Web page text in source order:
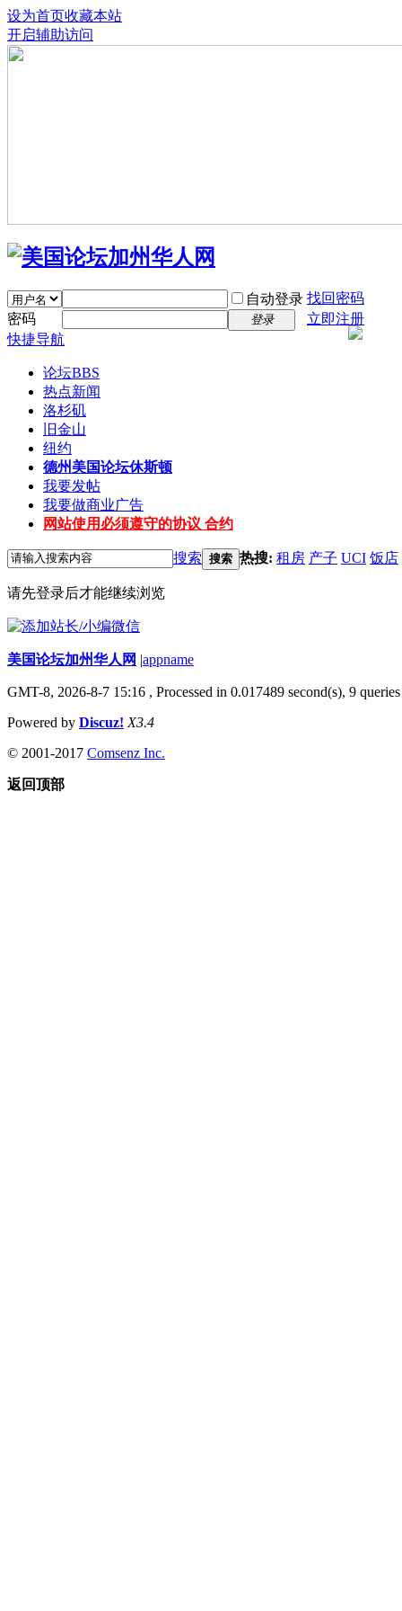
设为首页收藏本站
开启辅助访问
自动登录 找回密码
密码
登录
立即注册
快捷导航
论坛BBS
热点新闻
洛杉矶
旧金山
纽约
德州 美国论坛休斯顿
我要发帖
我要做商业广告
网站使用必须遵守的协议 合约
搜索 搜索 热搜: 租房 产子 UCI 饭店
请先登录后才能继续浏览
美国论坛加州华人网 |appname
GMT-8, 2026-8-7 15:16 , Processed in 0.017489 second(s), 9
Powered by Discuz! X3.4
© 2001-2017 Comsenz Inc.
返回顶部